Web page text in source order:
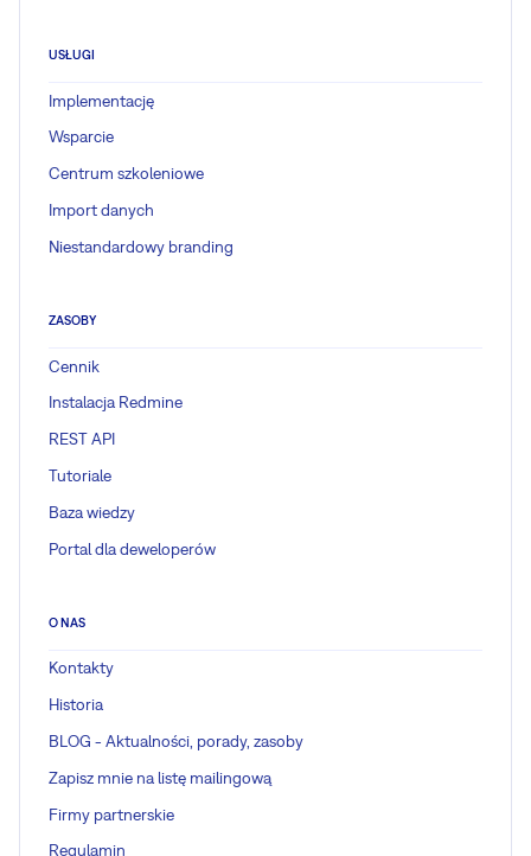
USŁUGI
Implementację
Wsparcie
Centrum szkoleniowe
Import danych
Niestandardowy branding
ZASOBY
Cennik
Instalacja Redmine
REST API
Tutoriale
Baza wiedzy
Portal dla deweloperów
O NAS
Kontakty
Historia
BLOG - Aktualności, porady, zasoby
Zapisz mnie na listę mailingową
Firmy partnerskie
Regulamin